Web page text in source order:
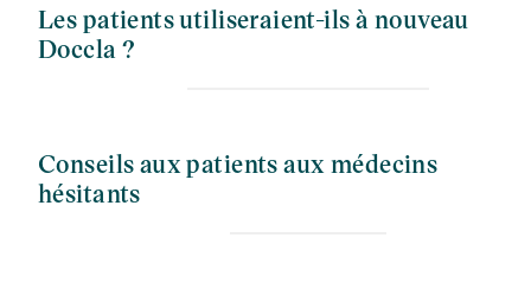
Les patients utiliseraient-ils à nouveau
Doccla ?
Conseils aux patients aux médecins
hésitants